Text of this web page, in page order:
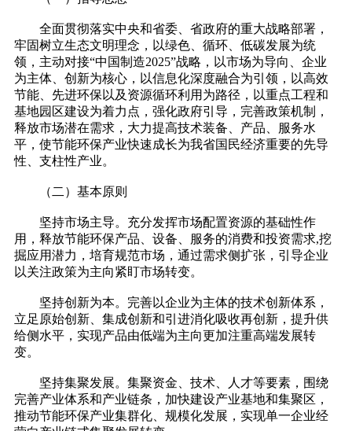
全面贯彻落实中央和省委、省政府的重大战略部署，
牢固树立生态文明理念，以绿色、循环、低碳发展为统
领，主动对接“中国制造2025”战略，以市场为导向、企业
为主体、创新为核心，以信息化深度融合为引领，以高效
节能、先进环保以及资源循环利用为路径，以重点工程和
基地园区建设为着力点，强化政府引导，完善政策机制，
释放市场潜在需求，大力提高技术装备、产品、服务水
平，使节能环保产业快速成长为我省国民经济重要的先导
性、支柱性产业。
（二）基本原则
坚持市场主导。充分发挥市场配置资源的基础性作
用，释放节能环保产品、设备、服务的消费和投资需求,挖
掘应用潜力，培育规范市场，通过需求侧扩张，引导企业
以关注政策为主向紧盯市场转变。
坚持创新为本。完善以企业为主体的技术创新体系，
立足原始创新、集成创新和引进消化吸收再创新，提升供
给侧水平，实现产品由低端为主向更加注重高端发展转
变。
坚持集聚发展。集聚资金、技术、人才等要素，围绕
完善产业体系和产业链条，加快建设产业基地和集聚区，
推动节能环保产业集群化、规模化发展，实现单一企业经